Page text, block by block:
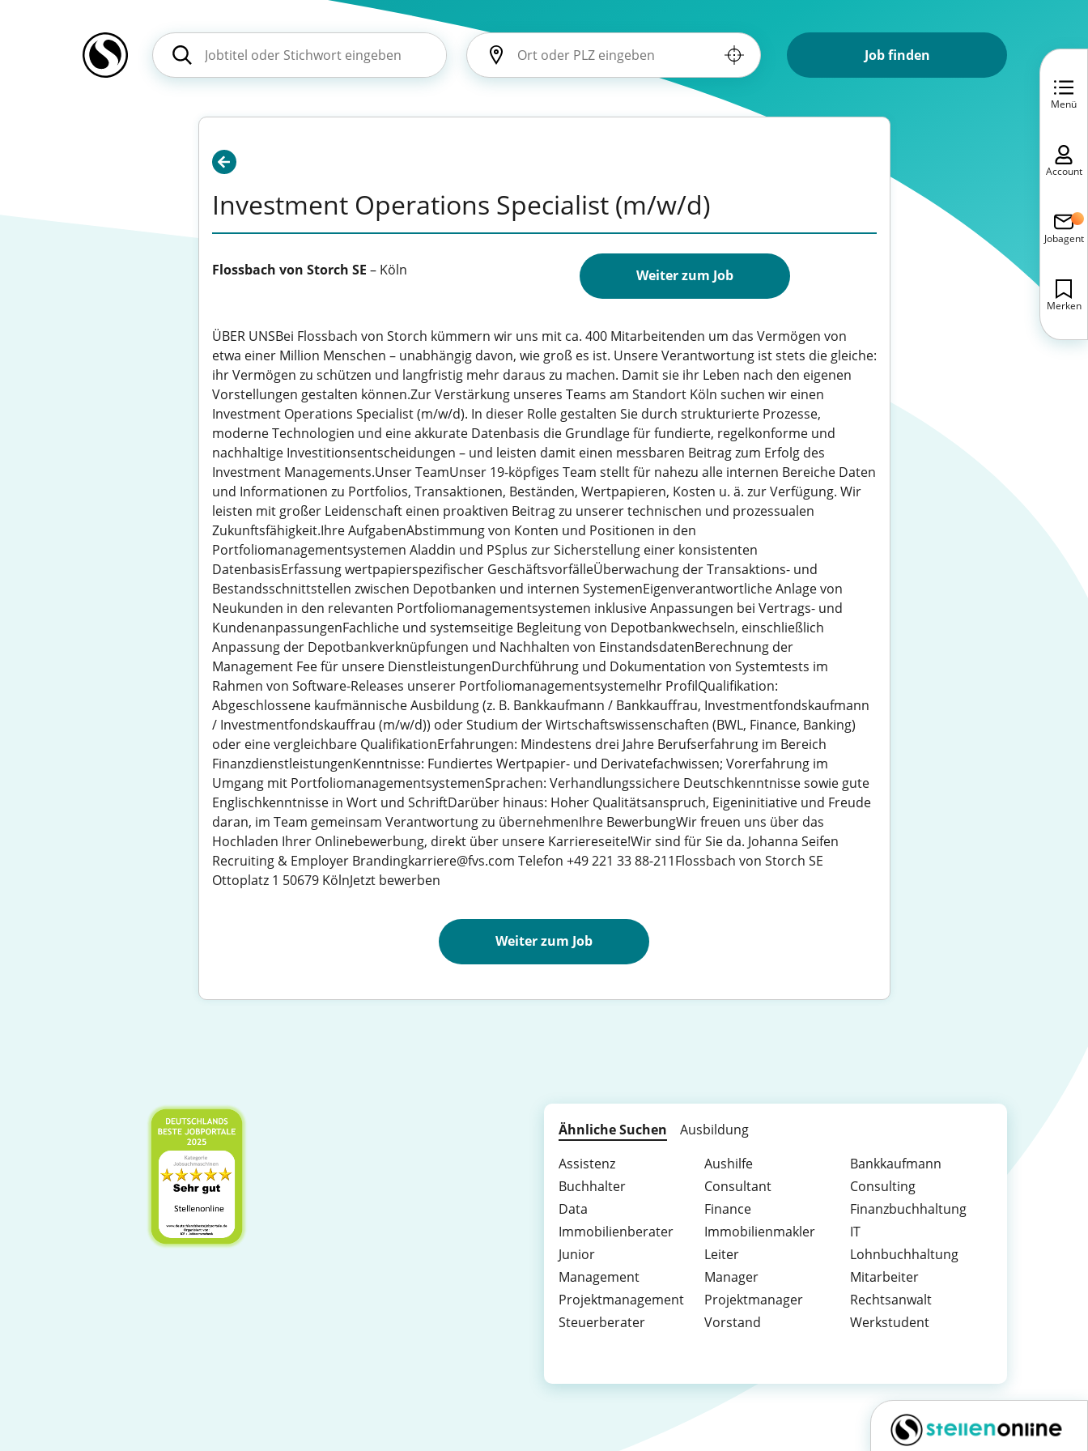
Job finden
Investment Operations Specialist (m/w/d)
Flossbach von Storch SE – Köln Weiter zum Job
ÜBER UNSBei Flossbach von Storch kümmern wir uns mit ca. 400 Mitarbeitenden um das Vermögen von
etwa einer Million Menschen – unabhängig davon, wie groß es ist. Unsere Verantwortung ist stets die gleiche:
ihr Vermögen zu schützen und langfristig mehr daraus zu machen. Damit sie ihr Leben nach den eigenen
Vorstellungen gestalten können.Zur Verstärkung unseres Teams am Standort Köln suchen wir einen
Investment Operations Specialist (m⁠/⁠w⁠/⁠d). In dieser Rolle gestalten Sie durch strukturierte Prozesse,
moderne Technologien und eine akkurate Datenbasis die Grundlage für fundierte, regelkonforme und
nachhaltige Investitionsentscheidungen – und leisten damit einen messbaren Beitrag zum Erfolg des
Investment Managements.Unser TeamUnser 19-köpfiges Team stellt für nahezu alle internen Bereiche Daten
und Informationen zu Portfolios, Transaktionen, Beständen, Wertpapieren, Kosten u. ä. zur Verfügung. Wir
leisten mit großer Leidenschaft einen proaktiven Beitrag zu unserer technischen und prozessualen
Zukunftsfähigkeit.Ihre AufgabenAbstimmung von Konten und Positionen in den
Portfoliomanagementsystemen Aladdin und PSplus zur Sicherstellung einer konsistenten
DatenbasisErfassung wertpapierspezifischer GeschäftsvorfälleÜberwachung der Transaktions- und
Bestandsschnittstellen zwischen Depotbanken und internen SystemenEigenverantwortliche Anlage von
Neukunden in den relevanten Portfoliomanagementsystemen inklusive Anpassungen bei Vertrags- und
KundenanpassungenFachliche und systemseitige Begleitung von Depotbankwechseln, einschließlich
Anpassung der Depotbankverknüpfungen und Nachhalten von EinstandsdatenBerechnung der
Management Fee für unsere DienstleistungenDurchführung und Dokumentation von Systemtests im
Rahmen von Software-Releases unserer PortfoliomanagementsystemeIhr ProfilQualifikation:
Abgeschlossene kaufmännische Ausbildung (z. B. Bankkaufmann / Bankkauffrau, Investmentfondskaufmann
/ Investmentfondskauffrau (m⁠/⁠w⁠/⁠d)) oder Studium der Wirtschaftswissenschaften (BWL, Finance, Banking)
oder eine vergleichbare QualifikationErfahrungen: Mindestens drei Jahre Berufserfahrung im Bereich
FinanzdienstleistungenKenntnisse: Fundiertes Wertpapier- und Derivatefachwissen; Vorerfahrung im
Umgang mit PortfoliomanagementsystemenSprachen: Verhandlungssichere Deutschkenntnisse sowie gute
Englischkenntnisse in Wort und SchriftDarüber hinaus: Hoher Qualitätsanspruch, Eigeninitiative und Freude
daran, im Team gemeinsam Verantwortung zu übernehmenIhre BewerbungWir freuen uns über das
Hochladen Ihrer Onlinebewerbung, direkt über unsere Karriereseite!Wir sind für Sie da. Johanna Seifen
Recruiting & Employer Brandingkarriere@fvs.com Telefon +49 221 33 88-211Flossbach von Storch SE
Ottoplatz 1 50679 KölnJetzt bewerben
Weiter zum Job
Menü
Account
Jobagent
Merken
Ähnliche Suchen
Ausbildung
Assistenz
Aushilfe
Bankkaufmann
Buchhalter
Consultant
Consulting
Data
Finance
Finanzbuchhaltung
Immobilienberater
Immobilienmakler
IT
Junior
Leiter
Lohnbuchhaltung
Management
Manager
Mitarbeiter
Projektmanagement
Projektmanager
Rechtsanwalt
Steuerberater
Vorstand Werkstudent